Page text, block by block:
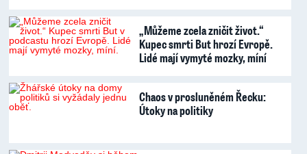
„Můžeme zcela zničit život.“
Kupec smrti But hrozí Evropě.
Lidé mají vymyté mozky, míní
Chaos v prosluněném Řecku:
Útoky na politiky